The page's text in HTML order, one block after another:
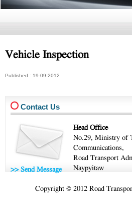
Vehicle Inspection
Published : 19-09-2012
Contact Us
>> Send Message
Head Office
No.29, Ministry of
Communications,
Road Transport
Naypyitaw
Copyright © 2012 Road